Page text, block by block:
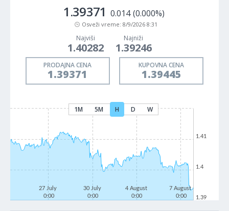
1.39371 0.014 (0.000%)
Osveži vreme: 8/9/2026 8:31
Najviši
1.40282
Najniži
1.39246
PRODAJNA CENA
1.39371
KUPOVNA CENA
1.39445
1M 5M H D W
27 July
0:00
30 July
0:00
4 August
0:00
7 August
0:00
1.39
1.4
1.41